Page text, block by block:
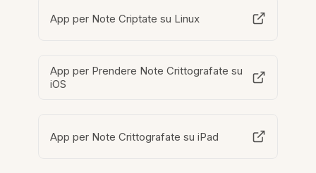
App per Note Criptate su Linux
App per Prendere Note Crittografate su
iOS
App per Note Crittografate su iPad